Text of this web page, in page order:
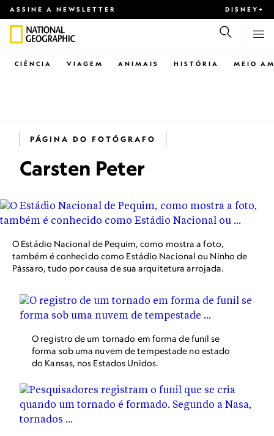
ASSINE A NEWSLETTER DISNEY+
CIÊNCIA VIAGEM ANIMAIS HISTÓRIA MEIO
PÁGINA DO FOTÓGRAFO
Carsten Peter
O Estádio Nacional de Pequim, como mostra a foto,
também é conhecido como Estádio Nacional ou Ninho de
Pássaro, tudo por causa de sua arquitetura arrojada.
O registro de um tornado em forma de funil se
forma sob uma nuvem de tempestade no estado
do Kansas, nos Estados Unidos.